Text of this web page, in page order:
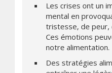
Les crises ont un
mental en
tristesse, de peur,
Ces émotions
notre alimentation.
Des stratégies